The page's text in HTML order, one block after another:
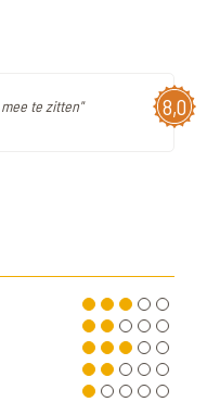
8,0
te zitten"